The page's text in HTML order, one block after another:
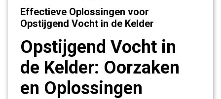
Effectieve Oplossingen voor
Opstijgend Vocht in de Kelder
Opstijgend Vocht in
de Kelder: Oorzaken
en Oplossingen